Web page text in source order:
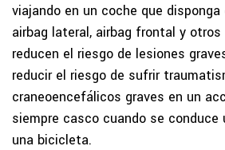
viajando en un coche que
airbag lateral, airbag frontal y
reducen el riesgo de lesiones
reducir el riesgo de sufrir
craneoencefálicos graves en un
siempre casco cuando se
una bicicleta.